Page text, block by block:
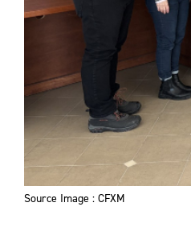
Source Image : CFXM